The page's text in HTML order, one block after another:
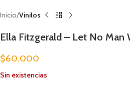
Inicio Vinilos
Ella Fitzgerald – Let No Man
$60.000
Sin existencias